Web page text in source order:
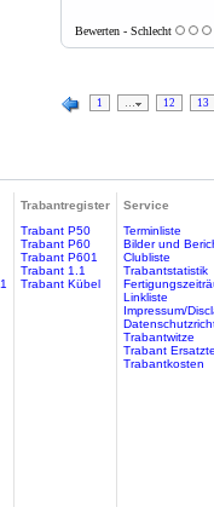
Bewerten - Schlecht
1 12 13
Trabantregister
Trabant P50
Trabant P60
Trabant P601
Trabant 1.1
Trabant Kübel
Service
Terminliste
Bilder und
Clubliste
Trabantstatistik
Linkliste
Impressum/
Trabantwitze
Trabant
Trabantkosten